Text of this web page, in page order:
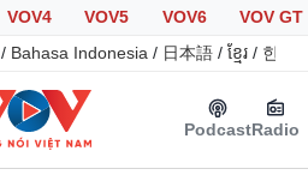
VOV4 VOV5 VOV6
VOV GT
/ Bahasa Indonesia / 日本語 / ខ្មែរ / 한국
PodcastRadio